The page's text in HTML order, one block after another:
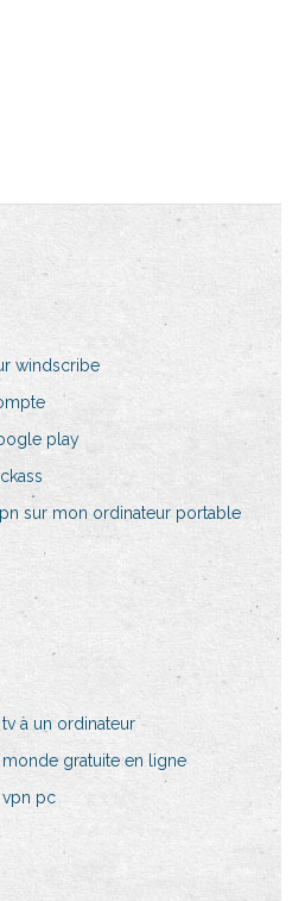
windscribe
play
sur mon ordinateur portable
à un ordinateur
gratuite en ligne
pc